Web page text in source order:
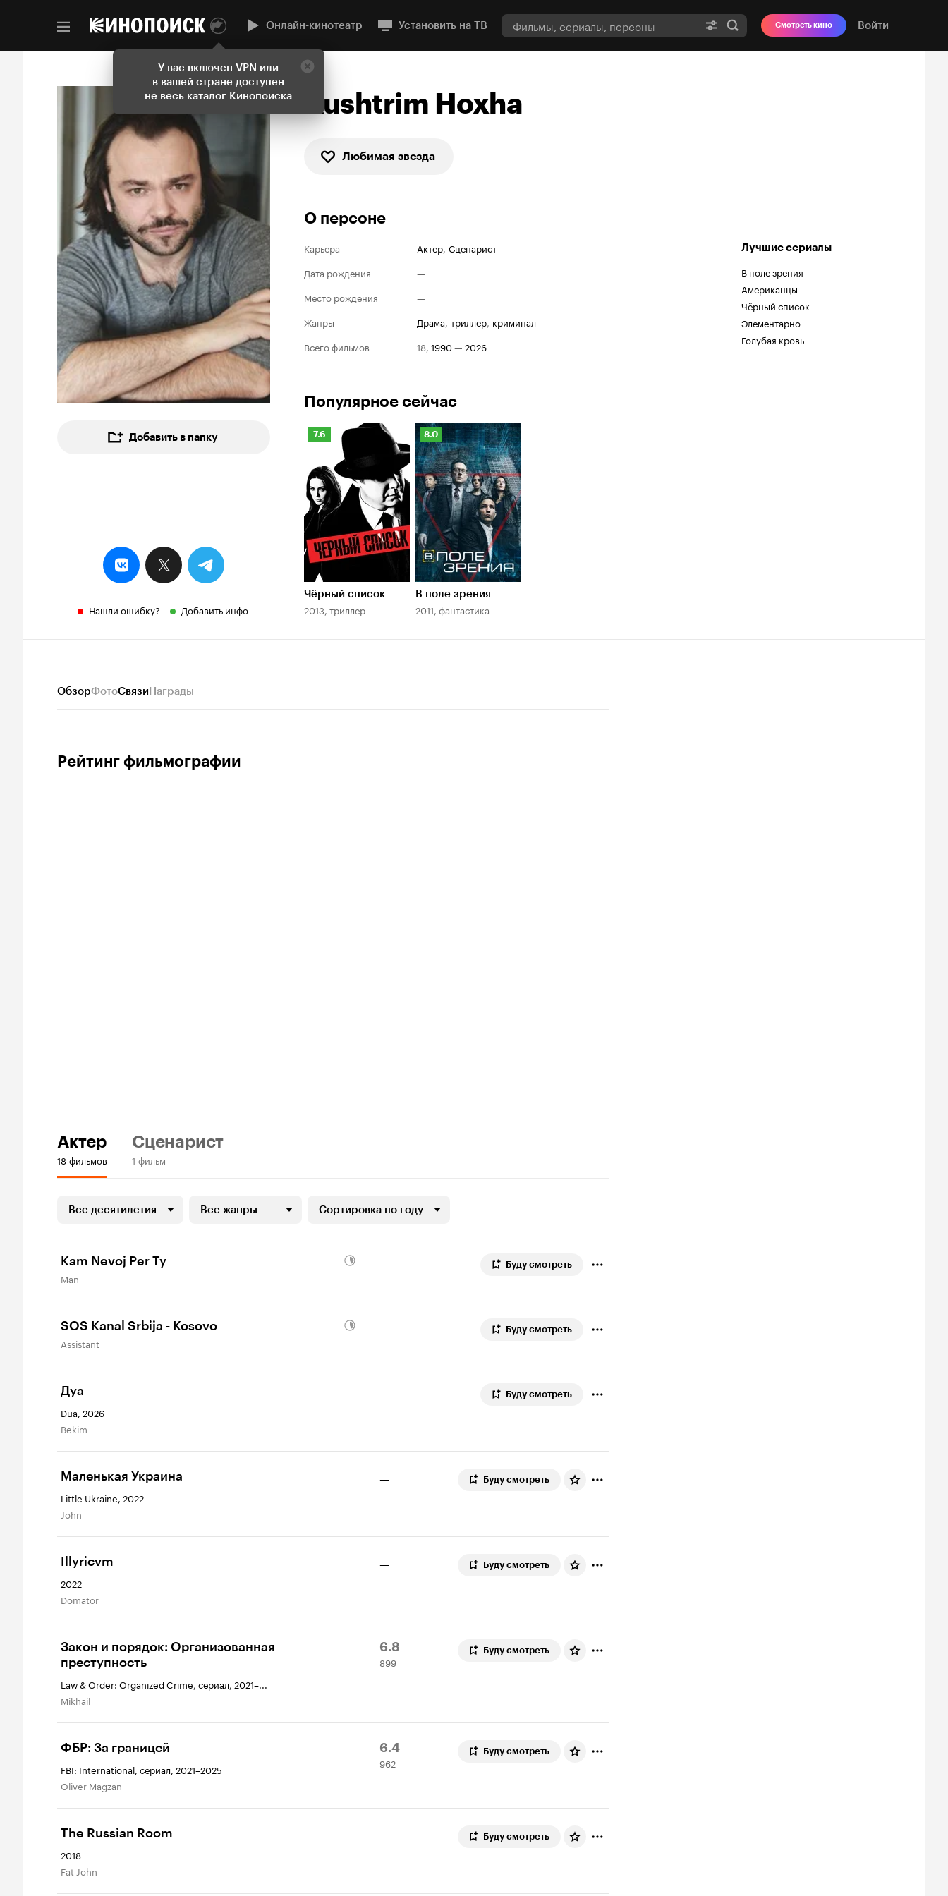
У вас включен VPN или
в вашей стране доступен
не весь каталог Кинопоиска
Онлайн-кинотеатр Установить на ТВ Смотреть кино Войти
Добавить в папку
Нашли ошибку? Добавить инфо
Kushtrim Hoxha
Любимая звезда
О персоне
Карьера Актер, Сценарист
Дата рождения
—
Место рождения
—
Жанры
драма, триллер, криминал
Всего фильмов
18, 1990— 2026
Лучшие сериалы
В поле зрения
Американцы
Чёрный список
Элементарно
Голубая кровь
Популярное сейчас
Рейтинг
Кинопоиска
7.6
Чёрный список
2013, триллер
Рейтинг
Кинопоиска
8.0
8.0
В поле зрения
2011, фантастика
ОбзорФотоСвязиНаграды
Рейтинг фильмографии
Актер
18 фильмов
Сценарист
1 фильм
Все десятилетия Все жанры Сортировка по году
Kam Nevoj Per Ty
Man
Буду смотреть
SOS Kanal Srbija - Kosovo
Assistant
Буду смотреть
Дуа
Dua, 2026
Bekim
Буду смотреть
Маленькая Украина
Little Ukraine, 2022
John
— Буду смотреть
Illyricvm
2022
Domator
— Буду смотреть
Закон и порядок: Организованная
преступность
Law & Order: Organized Crime, сериал, 2021–...
Mikhail
Рейтинг
Кинопоиска
6.8
899
оценок
899
Буду смотреть
ФБР: За границей
FBI: International, сериал, 2021–2025
Oliver Magzan
Рейтинг
Кинопоиска
6.4
962
оценки
962
Буду смотреть
The Russian Room
2018
Fat John
— Буду смотреть